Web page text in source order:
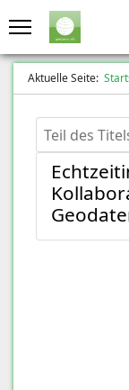
Aktuelle Seite:
Teil des Titels